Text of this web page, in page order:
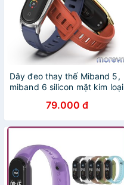
Dây đeo thay thế Miband 5,
miband 6 silicon mặt kim loại
MIJOBS - dây đeo mi band
6, mi band 5
79.000 đ